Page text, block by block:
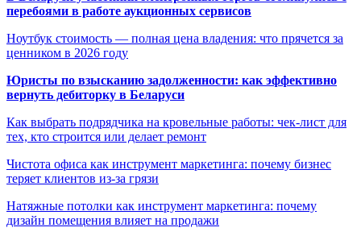
перебоями в работе аукционных сервисов
Ноутбук стоимость — полная цена владения: что прячется за
ценником в 2026 году
Юристы по взысканию задолженности: как эффективно
вернуть дебиторку в Беларуси
Как выбрать подрядчика на кровельные работы: чек-лист для
тех, кто строится или делает ремонт
Чистота офиса как инструмент маркетинга: почему бизнес
теряет клиентов из-за грязи
Натяжные потолки как инструмент маркетинга: почему
дизайн помещения влияет на продажи